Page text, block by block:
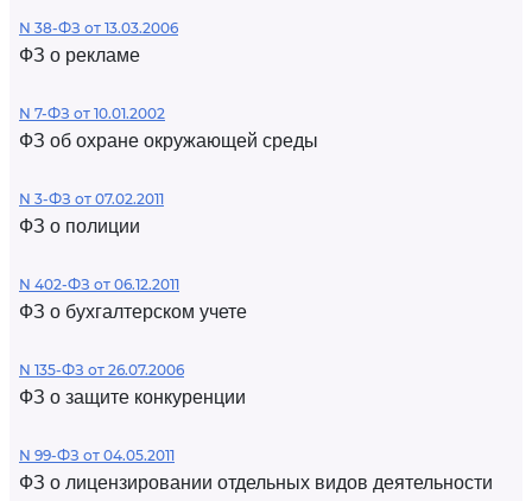
N 38-ФЗ от 13.03.2006
ФЗ о рекламе
N 7-ФЗ от 10.01.2002
ФЗ об охране окружающей среды
N 3-ФЗ от 07.02.2011
ФЗ о полиции
N 402-ФЗ от 06.12.2011
ФЗ о бухгалтерском учете
N 135-ФЗ от 26.07.2006
ФЗ о защите конкуренции
N 99-ФЗ от 04.05.2011
ФЗ о лицензировании отдельных видов деятельности